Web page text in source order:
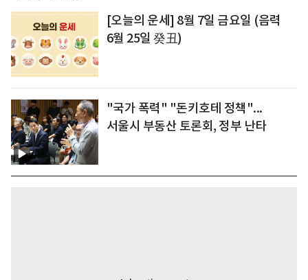
[오늘의 운세] 8월 7일 금요일 (음력
6월 25일 癸丑)
"국가 폭력" "돈키호테 정책"...
서울시 부동산 토론회, 정부 난타